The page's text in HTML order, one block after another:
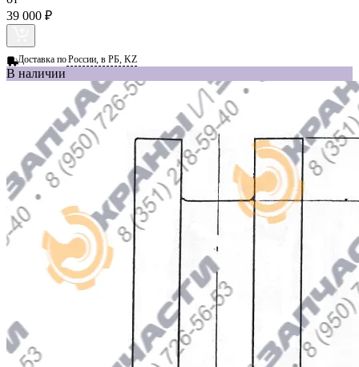
39 000 ₽
Доставка поРоссии, в РБ, KZ
В наличии